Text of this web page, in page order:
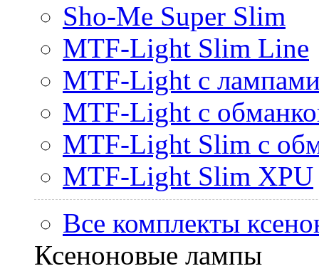
Sho-Me Super Slim
MTF-Light Slim Line
MTF-Light с
MTF-Light с
MTF-Light Slim с
MTF-Light Slim XPU
Все комплекты
Ксеноновые лампы